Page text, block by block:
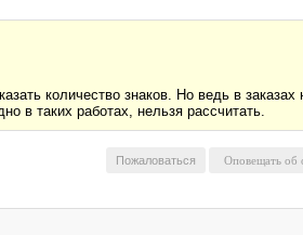
количество знаков. Но ведь в
в таких работах, нельзя рассчитать.
Пожаловаться